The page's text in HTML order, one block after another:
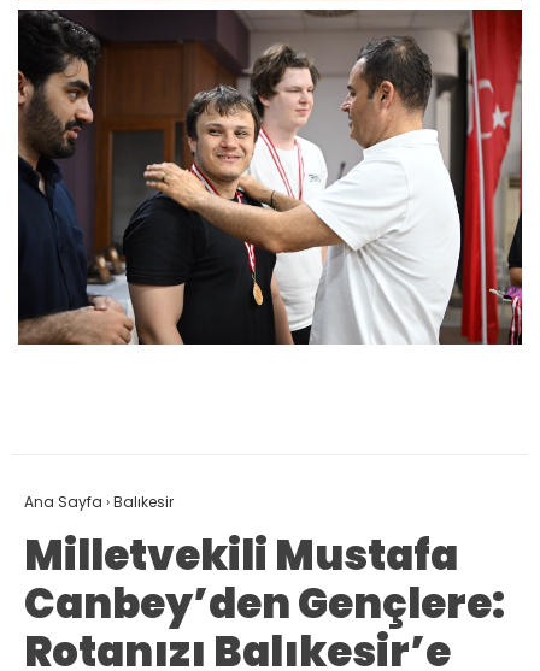
Ana Sayfa ›Balıkesir
Milletvekili Mustafa
Canbey’den Gençlere:
Rotanızı Balıkesir’e